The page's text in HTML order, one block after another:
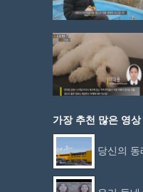
가장 추천 많은 영상
당신의 동